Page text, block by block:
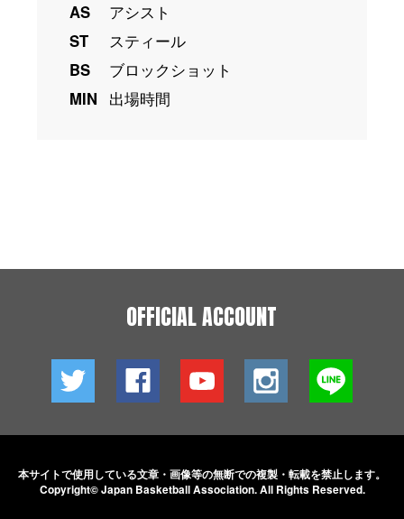
AS
アシスト
ST
スティール
BS
ブロックショット
MIN
出場時間
OFFICIAL ACCOUNT
本サイトで使用している文章・画像等の無断での複製・転載を禁止します。
Copyright© Japan Basketball Association.All Rights Reserved.